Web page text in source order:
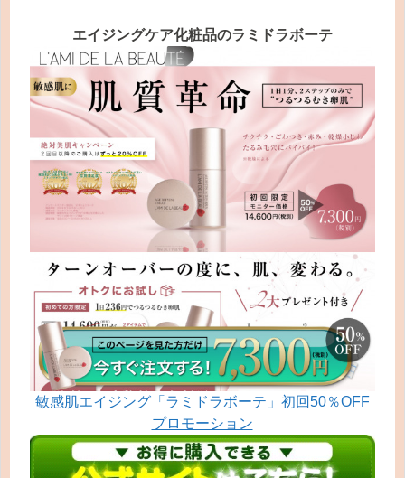
エイジングケア化粧品のラミドラボーテ
敏感肌エイジング「ラミドラボーテ」初回50％OFF
プロモーション